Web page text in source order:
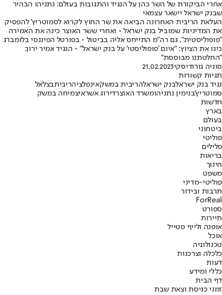
אחרי הביקורת של השר כהן על הנגיד והתגובות בעולם: נתניהו הבהיר
שבנק ישראל יישאר עצמאי
העלאת הריבית האחרונה הביאה את שר החוץ לקרוא לסמוטריץ' להפסיק
את המדיניות שמוביל בנק ישראל • ואחרי ששר האוצר כינה את האמירה
"פופוליסטית", גם רה"מ התייחס אליה בביטול • בפורטל הפיננסי בלומברג
כינו את הציוץ: "איום 'פופוליסטי' על בנק ישראל" • הנגיד אמיר ירון:
"החלטתנו מבוססת"
סוניה גורודיסקי21.02.2023
תגיות קשורות
נגיד בנק ישראלבנק ישראלהריבית במשקאינפלציהריביתבצלאל
סמוטריץ'בנימין נתניהומשרד האוצרדירוג אשראיצמיחה במשק
חדשות
בארץ
בעולם
ביטחוני
פוליטי
פלילים
בריאות
חינוך
משפט
פוליטי-מדיני
תרבות ובידור
ForReal
ספורט
תיירות
אופנה ולייף סטייל
אוכל
טכנולוגיה
כלכלה וצרכנות
דעות
כללי ומידע
דף הבית
זמני כניסת וצאת שבת